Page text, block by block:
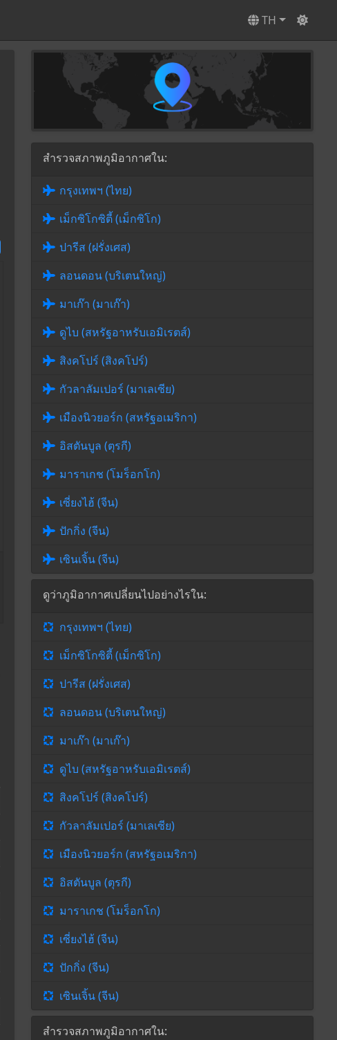
TH
สำรวจสภาพภูมิอากาศใน:
กรุงเทพฯ (ไทย)
เม็กซิโกซิตี้ (เม็กซิโก)
ปารีส (ฝรั่งเศส)
ลอนดอน (บริเตนใหญ่)
มาเก๊า (มาเก๊า)
ดูไบ (สหรัฐอาหรับเอมิเรตส์)
สิงคโปร์ (สิงคโปร์)
กัวลาลัมเปอร์ (มาเลเซีย)
เมืองนิวยอร์ก (สหรัฐอเมริกา)
อิสตันบูล (ตุรกี)
มาราเกช (โมร็อกโก)
เซี่ยงไฮ้ (จีน)
ปักกิ่ง (จีน)
เซินเจิ้น (จีน)
ดูว่าภูมิอากาศเปลี่ยนไปอย่างไรใน:
กรุงเทพฯ (ไทย)
เม็กซิโกซิตี้ (เม็กซิโก)
ปารีส (ฝรั่งเศส)
ลอนดอน (บริเตนใหญ่)
มาเก๊า (มาเก๊า)
ดูไบ (สหรัฐอาหรับเอมิเรตส์)
สิงคโปร์ (สิงคโปร์)
กัวลาลัมเปอร์ (มาเลเซีย)
เมืองนิวยอร์ก (สหรัฐอเมริกา)
อิสตันบูล (ตุรกี)
มาราเกช (โมร็อกโก)
เซี่ยงไฮ้ (จีน)
ปักกิ่ง (จีน)
เซินเจิ้น (จีน)
สำรวจสภาพภูมิอากาศใน: